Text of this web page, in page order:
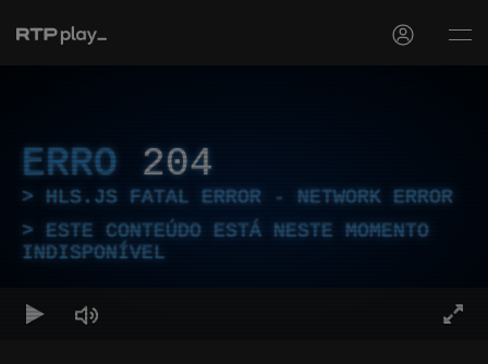
ERRO 204
HLS.JS FATAL ERROR - NETWORK ERROR
ESTE CONTEÚDO ESTÁ NESTE MOMENTO
INDISPONÍVEL